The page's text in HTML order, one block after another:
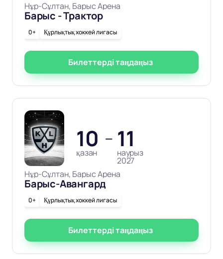
Нұр-Сұлтан, Барыс Арена
Барыс - Трактор
0+ Құрлықтық хоккей лигасы
Билеттерді таңдаңыз
10
қазан
— 11
наурыз
2027
Нұр-Сұлтан, Барыс Арена
Барыс-Авангард
0+ Құрлықтық хоккей лигасы
Билеттерді таңдаңыз